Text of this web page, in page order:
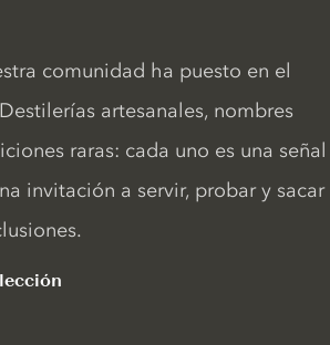
comunidad ha puesto en el
artesanales, nombres
raras: cada uno es una señal
invitación a servir, probar y sacar